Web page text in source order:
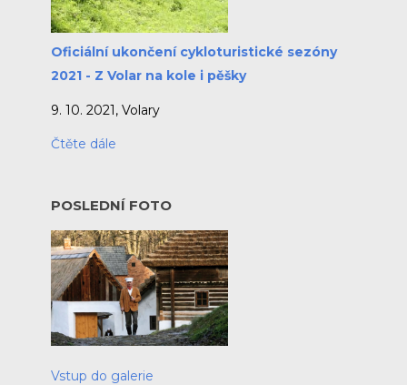
Oficiální ukončení cykloturistické sezóny
2021 - Z Volar na kole i pěšky
9. 10. 2021, Volary
Čtěte dále
POSLEDNÍ FOTO
Vstup do galerie